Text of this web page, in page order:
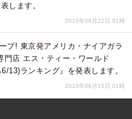
します。
2010年06月22日 01時
プ! 東京発アメリカ・ナイアガラ
店 エス・ティー・ワールド
13)ランキング』を発表します。
2010年06月15日 01時